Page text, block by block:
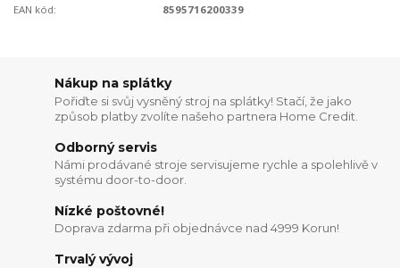
EAN kód:
8595716200339
Nákup na splátky
Pořiďte si svůj vysněný stroj na splátky! Stačí, že jako
způsob platby zvolíte našeho partnera Home Credit.
Odborný servis
Námi prodávané stroje servisujeme rychle a spolehlivě v
systému door-to-door.
Nízké poštovné!
Doprava zdarma při objednávce nad 4999 Korun!
Trvalý vývoj